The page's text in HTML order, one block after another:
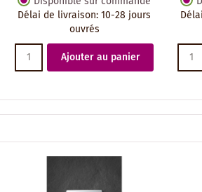
Délai de livraison:10-28 jours
ouvrés
Ajouter au panier